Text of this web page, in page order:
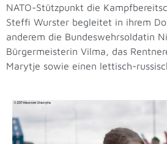
NATO-Stützpunkt die
Steffi Wurster begleitet in ihrem
anderem die Bundeswehrsoldatin
Bürgermeisterin Vilma, das
Marytje sowie einen lettisch-